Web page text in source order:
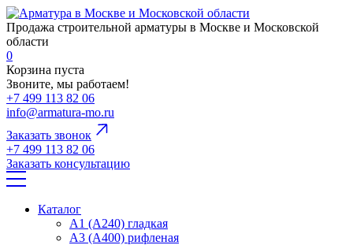
Продажа строительной арматуры в Москве и Московской
области
0
Корзина пуста
Звоните, мы работаем!
+7 499 113 82 06
info@armatura-mo.ru
Заказать звонок
+7 499 113 82 06
Заказать консультацию
Каталог
А1 (А240) гладкая
А3 (А400) рифленая